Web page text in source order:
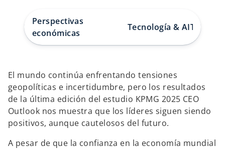
e
s
t
ñ
v
a
ñ
v
a
Perspectivas
económicas
Tecnología & AITalento
El mundo continúa enfrentando tensiones
geopolíticas e incertidumbre, pero los resultados
de la última edición del estudio KPMG 2025 CEO
Outlook nos muestra que los líderes siguen siendo
positivos, aunque cautelosos del futuro.
A pesar de que la confianza en la economía mundial